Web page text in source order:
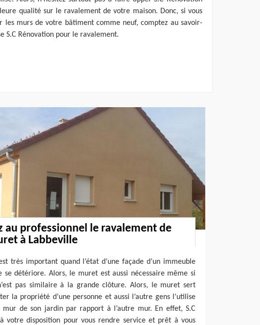
qualité sur le ravalement de votre maison. Donc, si vous
les murs de votre bâtiment comme neuf, comptez au savoir-
S.C Rénovation pour le ravalement.
au professionnel le ravalement de
à Labbeville
très important quand l’état d’une façade d’un immeuble
se détériore. Alors, le muret est aussi nécessaire même si
pas similaire à la grande clôture. Alors, le muret sert
la propriété d’une personne et aussi l’autre gens l’utilise
mur de son jardin par rapport à l’autre mur. En effet, S.C
votre disposition pour vous rendre service et prêt à vous